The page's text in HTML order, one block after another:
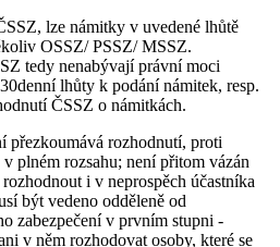
lze námitky v uvedené lhůtě
OSSZ/ PSSZ/ MSSZ.
tedy nenabývají právní moci
lhůty k podání námitek, resp.
ČSSZ o námitkách.
přezkoumává rozhodnutí, proti
plném rozsahu; není přitom vázán
i v neprospěch účastníka
být vedeno odděleně od
zabezpečení v prvním stupni -
v něm rozhodovat osoby, které se